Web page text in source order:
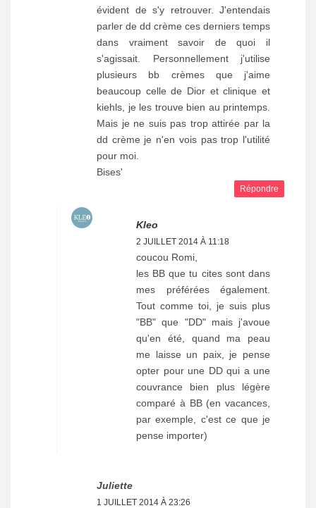
évident de s'y retrouver. J'entendais
parler de dd crème ces derniers temps
dans vraiment savoir de quoi il
s'agissait. Personnellement j'utilise
plusieurs bb crèmes que j'aime
beaucoup celle de Dior et clinique et
kiehls, je les trouve bien au printemps.
Mais je ne suis pas trop attirée par la
dd crème je n'en vois pas trop l'utilité
pour moi.
Bises'
Répondre
Kleo
2 JUILLET 2014 À 11:18
coucou Romi,
les BB que tu cites sont dans
mes préférées également.
Tout comme toi, je suis plus
"BB" que "DD" mais j'avoue
qu'en été, quand ma peau
me laisse un paix, je pense
opter pour une DD qui a une
couvrance bien plus légère
comparé à BB (en vacances,
par exemple, c'est ce que je
pense importer)
Juliette
1 JUILLET 2014 À 23:26